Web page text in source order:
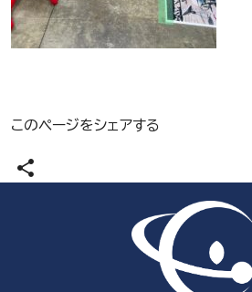
このページをシェアする
share